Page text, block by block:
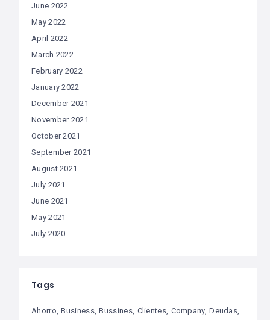
June 2022
May 2022
April 2022
March 2022
February 2022
January 2022
December 2021
November 2021
October 2021
September 2021
August 2021
July 2021
June 2021
May 2021
July 2020
Tags
Ahorro Business Bussines Clientes Company Deudas